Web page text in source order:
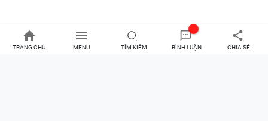
TRANG CHỦ MENU TÌM KIẾM BÌNH LUẬN CHIA SẺ